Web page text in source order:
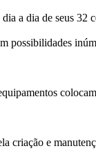
a dia de seus
possibilidades
criação e